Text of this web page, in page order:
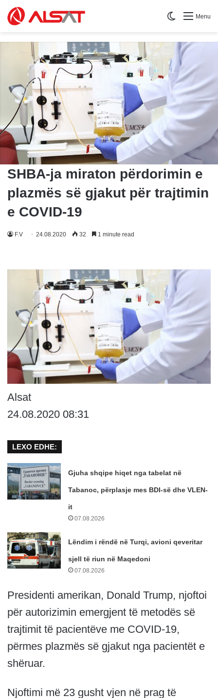
Menu
Switch skin
SHBA-ja miraton përdorimin e
plazmës së gjakut për trajtimin
e COVID-19
F.V 24.08.2020 32 1 minute read
Alsat
24.08.2020 08:31
LEXO EDHE:
Gjuha shqipe hiqet nga tabelat në
Tabanoc, përplasje mes BDI-së dhe VLEN-
it
07.08.2026
Lëndim i rëndë në Turqi, avioni qeveritar
sjell të riun në Maqedoni
07.08.2026
Presidenti amerikan, Donald Trump, njoftoi
për autorizimin emergjent të metodës së
trajtimit të pacientëve me COVID-19,
përmes plazmës së gjakut nga pacientët e
shëruar.
Njoftimi më 23 gusht vjen në prag të